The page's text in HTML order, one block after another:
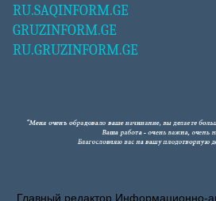
RU.SAQINFORM.GE
GRUZINFORM.GE
RU.GRUZINFORM.GE
Главный редактор Информационно-